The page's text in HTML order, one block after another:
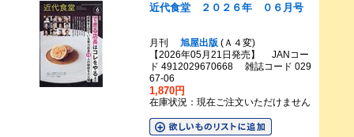
近代食堂 ２０２６年 ０６月号
月刊 旭屋出版 (Ａ４変)
【2026年05月21日発売】 JANコー
ド 4912029670668 雑誌コード 029
67-06
1,870円
在庫状況：現在ご注文いただけません